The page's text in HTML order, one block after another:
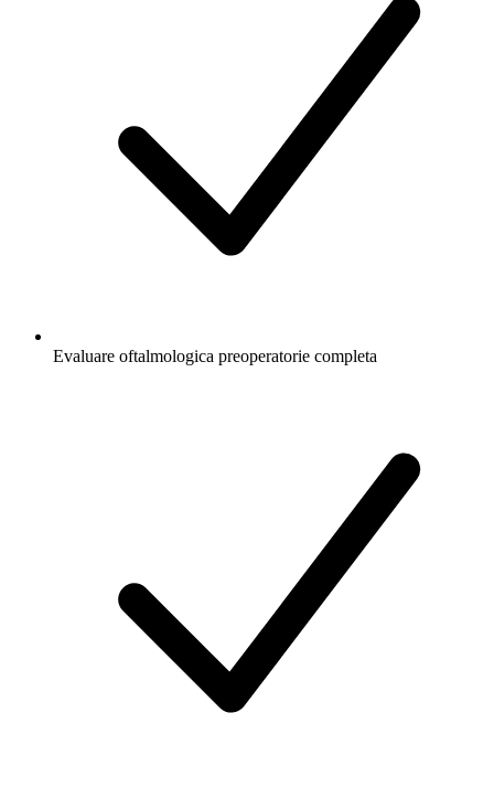
Evaluare oftalmologica preoperatorie completa